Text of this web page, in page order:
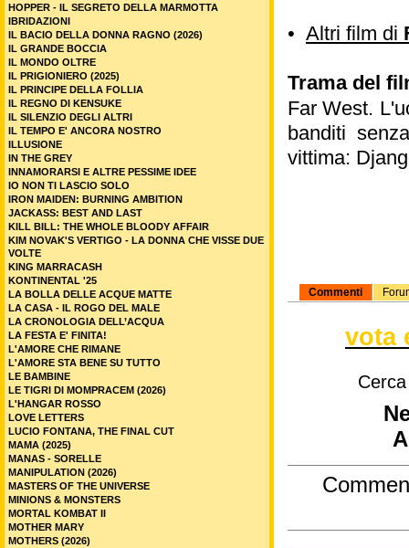
• Altri film di
Trama del
Far West.
banditi
vittima:
Commenti
vota
HOPPER - IL SEGRETO DELLA MARMOTTA
IBRIDAZIONI
IL BACIO DELLA DONNA RAGNO (2026)
IL GRANDE BOCCIA
IL MONDO OLTRE
IL PRIGIONIERO (2025)
IL PRINCIPE DELLA FOLLIA
IL REGNO DI KENSUKE
IL SILENZIO DEGLI ALTRI
IL TEMPO E' ANCORA NOSTRO
ILLUSIONE
IN THE GREY
INNAMORARSI E ALTRE PESSIME IDEE
IO NON TI LASCIO SOLO
IRON MAIDEN: BURNING AMBITION
JACKASS: BEST AND LAST
KILL BILL: THE WHOLE BLOODY AFFAIR
KIM NOVAK'S VERTIGO - LA DONNA CHE VISSE DUE
VOLTE
KING MARRACASH
KONTINENTAL '25
LA BOLLA DELLE ACQUE MATTE
LA CASA - IL ROGO DEL MALE
LA CRONOLOGIA DELL’ACQUA
LA FESTA E' FINITA!
L'AMORE CHE RIMANE
L'AMORE STA BENE SU TUTTO
LE BAMBINE
LE TIGRI DI MOMPRACEM (2026)
L'HANGAR ROSSO
LOVE LETTERS
LUCIO FONTANA, THE FINAL CUT
MAMA (2025)
MANAS - SORELLE
MANIPULATION (2026)
MASTERS OF THE UNIVERSE
MINIONS & MONSTERS
MORTAL KOMBAT II
MOTHER MARY
MOTHERS (2026)